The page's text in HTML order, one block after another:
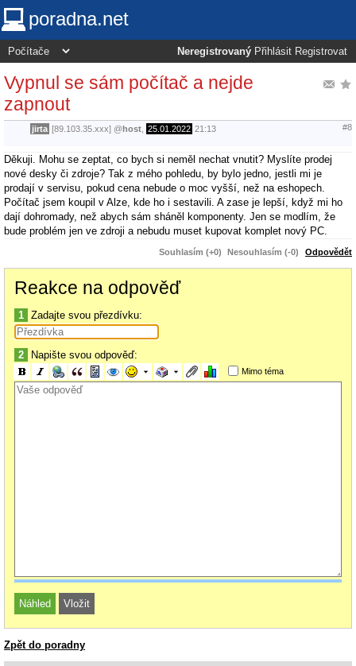
poradna.net
Neregistrovaný Přihlásit Registrovat
Vypnul se sám počítač a nejde
zapnout
jirta [89.103.35.xxx] @host 25.01.2022 21:13 #8
Děkuji. Mohu se zeptat, co bych si neměl nechat vnutit? Myslíte prodej
nové desky či zdroje? Tak z mého pohledu, by bylo jedno, jestli mi je
prodají v servisu, pokud cena nebude o moc vyšší, než na eshopech.
Počítač jsem koupil v Alze, kde ho i sestavili. A zase je lepší, když mi ho
dají dohromady, než abych sám sháněl komponenty. Jen se modlím, že
bude problém jen ve zdroji a nebudu muset kupovat komplet nový PC.
Souhlasím (+0) Nesouhlasím (-0) Odpovědět
Reakce na odpověď
1 Zadajte svou přezdívku:
2 Napište svou odpověď:
Mimo téma
Zpět do poradny